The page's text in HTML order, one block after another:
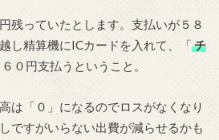
残っていたとします。支払いが５８
し精算機にICカードを入れて、「 チ
０円支払うということ。
は「０」になるのでロスがなくなり
ですがいらない出費が減らせるかも